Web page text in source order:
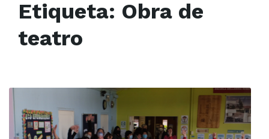
Etiqueta: Obra de
teatro
Read
More